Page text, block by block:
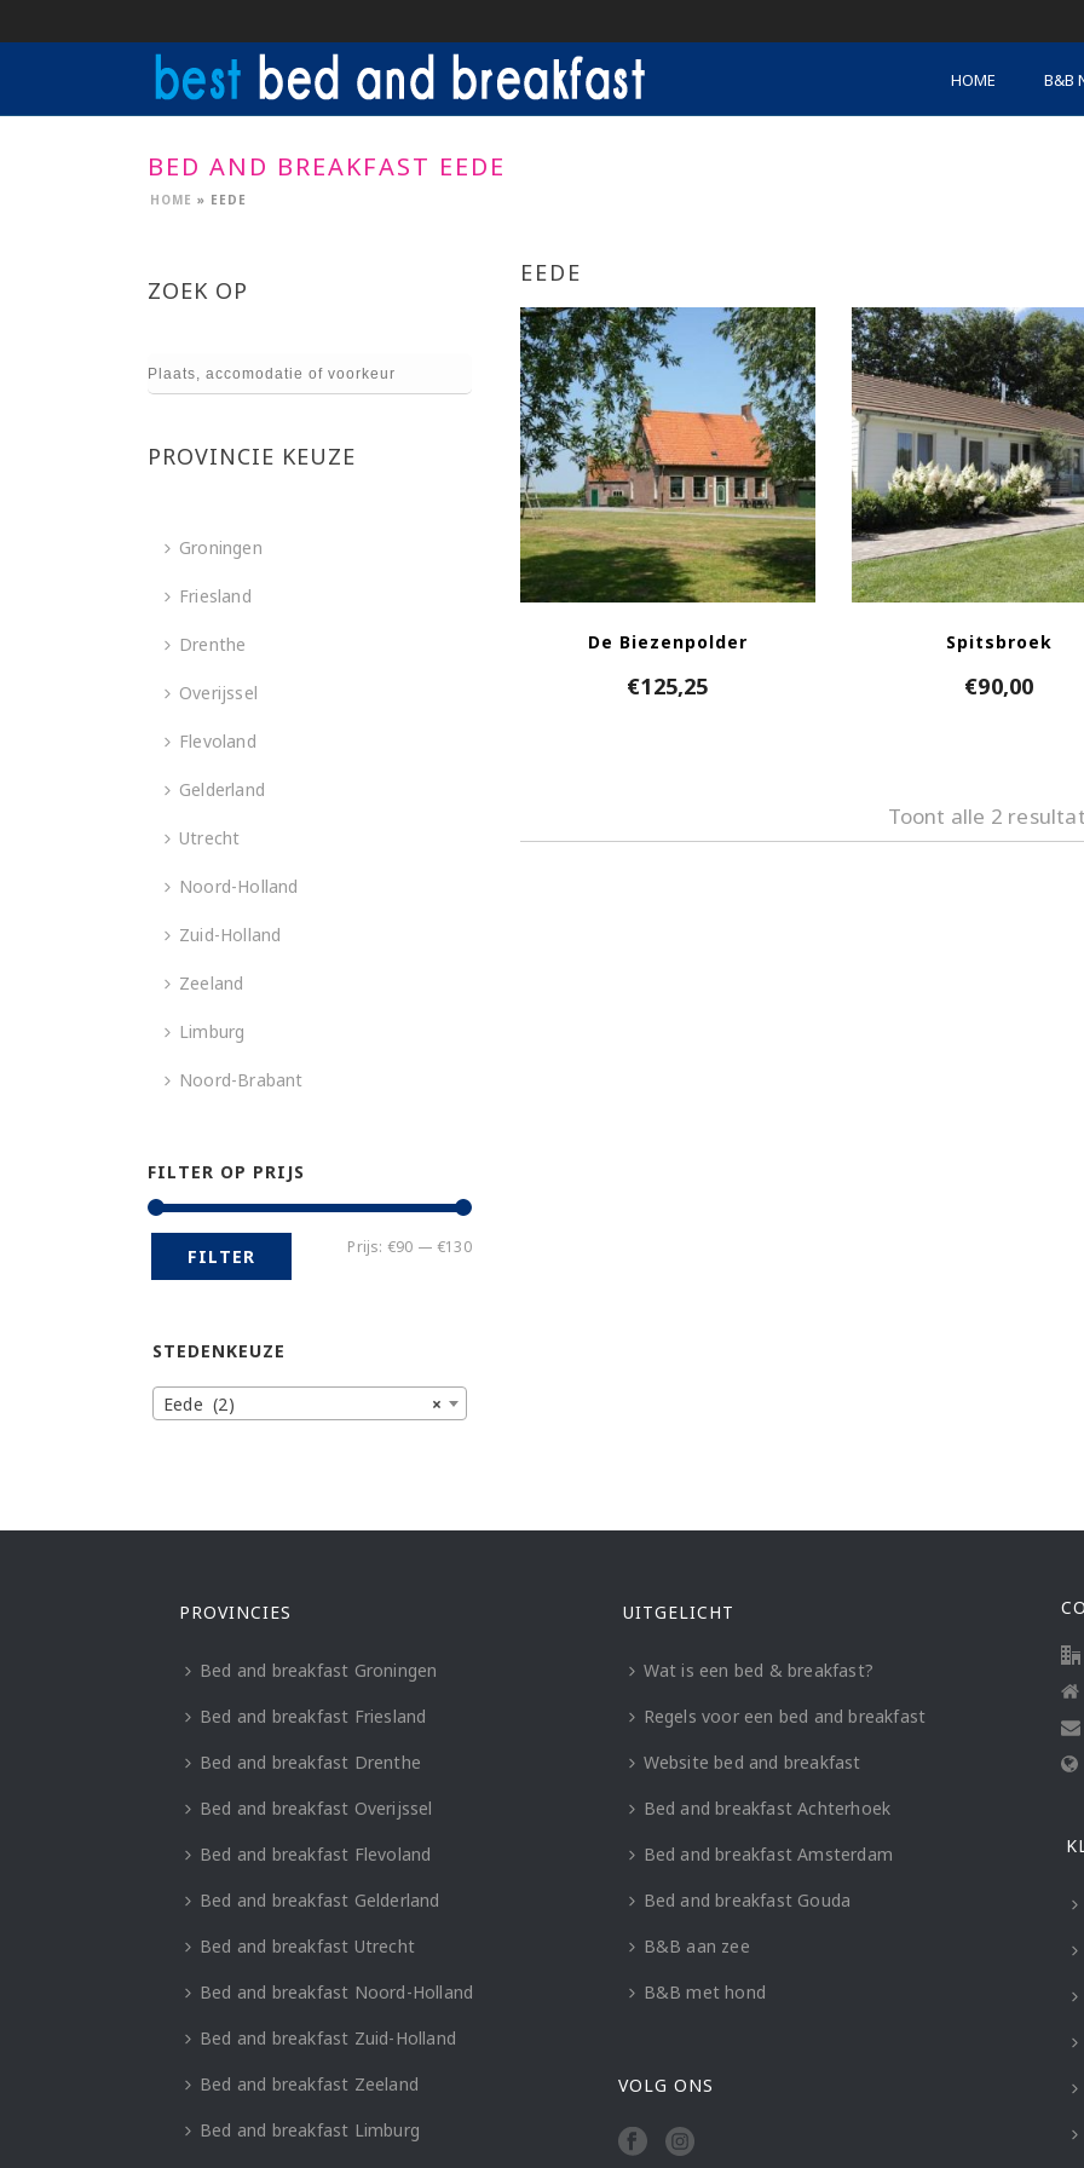
HOME B&B
BED AND BREAKFAST EEDE
HOME » EEDE
EEDE
De Biezenpolder
€125,25
Spitsbroek
€90,00
Toont alle 2
ZOEK OP
PROVINCIE KEUZE
Groningen
Friesland
Drenthe
Overijssel
Flevoland
Gelderland
Utrecht
Noord-Holland
Zuid-Holland
Zeeland
Limburg
Noord-Brabant
FILTER OP PRIJS
Min.
Max.
FILTER Prijs: €90 — €130
STEDENKEUZE
×
Eede (2)
PROVINCIES
Bed and breakfast Groningen
Bed and breakfast Friesland
Bed and breakfast Drenthe
Bed and breakfast Overijssel
Bed and breakfast Flevoland
Bed and breakfast Gelderland
Bed and breakfast Utrecht
Bed and breakfast Noord-Holland
Bed and breakfast Zuid-Holland
Bed and breakfast Zeeland
Bed and breakfast Limburg
UITGELICHT
Wat is een bed & breakfast?
Regels voor een bed and breakfast
Website bed and breakfast
Bed and breakfast Achterhoek
Bed and breakfast Amsterdam
Bed and breakfast Gouda
B&B aan zee
B&B met hond
VOLG ONS